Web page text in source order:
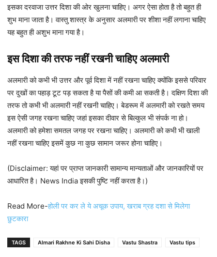
इसका दरवाजा उत्तर दिशा की ओर खुलना चाहिए। अगर ऐसा होता है तो बहुत ही
शुभ माना जाता है। वास्तु शास्त्र के अनुसार अलमारी पर शीशा नहीं लगाना चाहिए
यह बहुत ही अशुभ माना गया है।
इस दिशा की तरफ नहीं रखनी चाहिए अलमारी
अलमारी को कभी भी उत्तर और पूर्व दिशा में नहीं रखना चाहिए क्योंकि इससे परिवार
पर दुखों का पहाड़ टूट पड़ सकता है या पैसों की कमी आ सकती है। दक्षिण दिशा की
तरफ तो कभी भी अलमारी नहीं रखनी चाहिए। बेडरूम में अलमारी को रखते समय
इस ऐसी जगह रखना चाहिए जहां इसका दीवार से बिल्कुल भी संपर्क ना हो।
अलमारी को हमेशा समतल जगह पर रखना चाहिए। अलमारी को कभी भी खाली
नहीं रखना चाहिए इसमें कुछ ना कुछ सामान जरूर होना चाहिए।
(Disclaimer: यहां पर प्राप्त जानकारी सामान्य मान्यताओं और जानकारियों पर
आधारित है। News India इसकी पुष्टि नहीं करता है।)
Read More-होली पर कर ले ये अचूक उपाय, खराब ग्रह दशा से मिलेगा
छुटकारा
TAGS Almari Rakhne Ki Sahi Disha Vastu Shastra Vastu tips